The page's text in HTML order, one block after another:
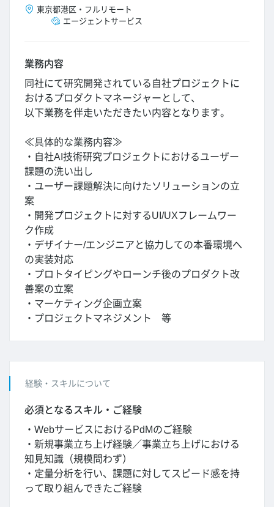
東京都港区 ・ フルリモート
エージェントサービス
業務内容
同社にて研究開発されている自社プロジェクトに
おけるプロダクトマネージャーとして、
以下業務を伴走いただきたい内容となります。
≪具体的な業務内容≫
・自社AI技術研究プロジェクトにおけるユーザー
課題の洗い出し
・ユーザー課題解決に向けたソリューションの立
案
・開発プロジェクトに対するUI/UXフレームワー
ク作成
・デザイナー/エンジニアと協力しての本番環境へ
の実装対応
・プロトタイピングやローンチ後のプロダクト改
善案の立案
・マーケティング企画立案
・プロジェクトマネジメント 等
経験・スキルについて
必須となるスキル・ご経験
・WebサービスにおけるPdMのご経験
・新規事業立ち上げ経験／事業立ち上げにおける
知見知識（規模問わず）
・定量分析を行い、課題に対してスピード感を持
って取り組んできたご経験